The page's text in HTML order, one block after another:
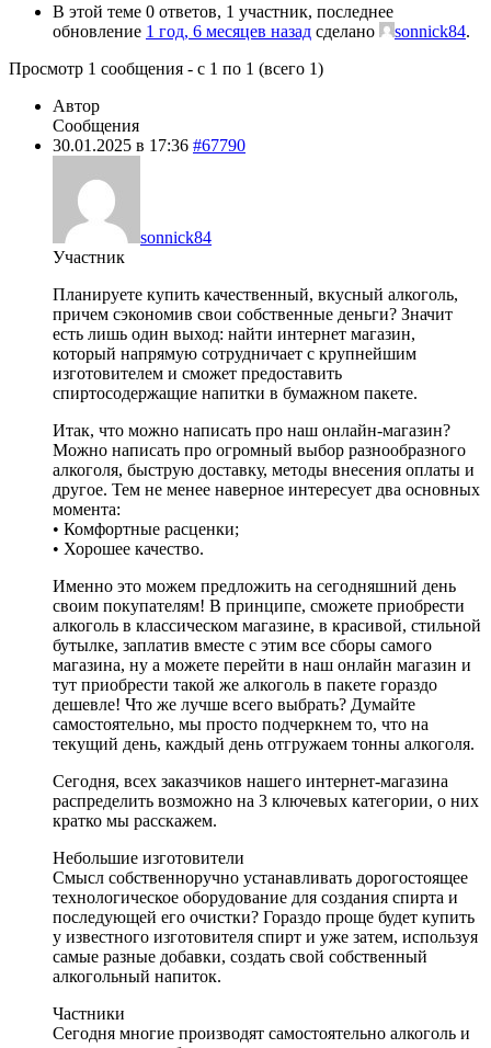
В этой теме 0 ответов, 1 участник, последнее
обновление 1 год, 6 месяцев назад сделано sonnick84.
Просмотр 1 сообщения - с 1 по 1 (всего 1)
Автор
Сообщения
30.01.2025 в 17:36 #67790
sonnick84
Участник
Планируете купить качественный, вкусный алкоголь,
причем сэкономив свои собственные деньги? Значит
есть лишь один выход: найти интернет магазин,
который напрямую сотрудничает с крупнейшим
изготовителем и сможет предоставить
спиртосодержащие напитки в бумажном пакете.
Итак, что можно написать про наш онлайн-магазин?
Можно написать про огромный выбор разнообразного
алкоголя, быструю доставку, методы внесения оплаты и
другое. Тем не менее наверное интересует два основных
момента:
• Комфортные расценки;
• Хорошее качество.
Именно это можем предложить на сегодняшний день
своим покупателям! В принципе, сможете приобрести
алкоголь в классическом магазине, в красивой, стильной
бутылке, заплатив вместе с этим все сборы самого
магазина, ну а можете перейти в наш онлайн магазин и
тут приобрести такой же алкоголь в пакете гораздо
дешевле! Что же лучше всего выбрать? Думайте
самостоятельно, мы просто подчеркнем то, что на
текущий день, каждый день отгружаем тонны алкоголя.
Сегодня, всех заказчиков нашего интернет-магазина
распределить возможно на 3 ключевых категории, о них
кратко мы расскажем.
Небольшие изготовители
Смысл собственноручно устанавливать дорогостоящее
технологическое оборудование для создания спирта и
последующей его очистки? Гораздо проще будет купить
у известного изготовителя спирт и уже затем, используя
самые разные добавки, создать свой собственный
алкогольный напиток.
Частники
Сегодня многие производят самостоятельно алкоголь и